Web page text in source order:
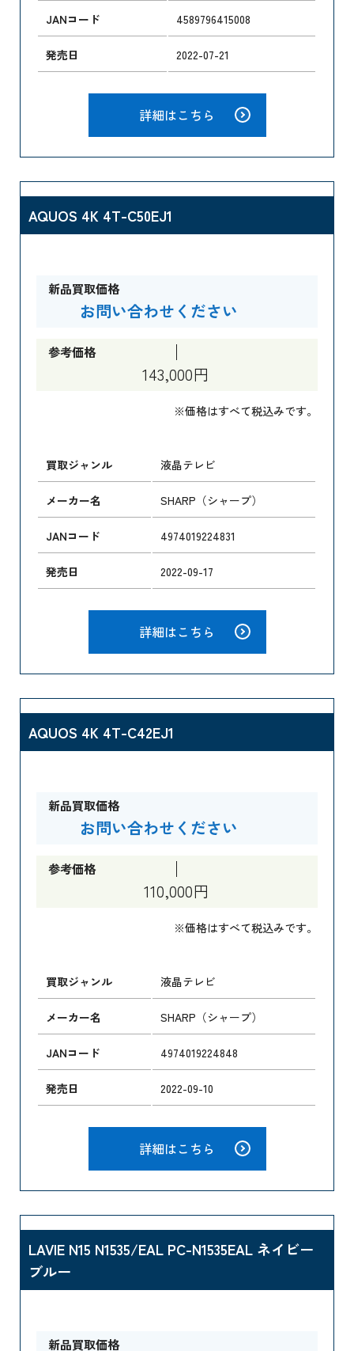
JANコード 4589796415008
発売日 2022-07-21
詳細はこちら
AQUOS 4K 4T-C50EJ1
新品買取価格
お問い合わせください
参考価格
143,000円
※価格はすべて税込みです。
買取ジャンル 液晶テレビ
メーカー名 SHARP（シャープ）
JANコード 4974019224831
発売日 2022-09-17
詳細はこちら
AQUOS 4K 4T-C42EJ1
新品買取価格
お問い合わせください
参考価格
110,000円
※価格はすべて税込みです。
買取ジャンル 液晶テレビ
メーカー名 SHARP（シャープ）
JANコード 4974019224848
発売日 2022-09-10
詳細はこちら
LAVIE N15 N1535/EAL PC-N1535EAL ネイビー
ブルー
新品買取価格